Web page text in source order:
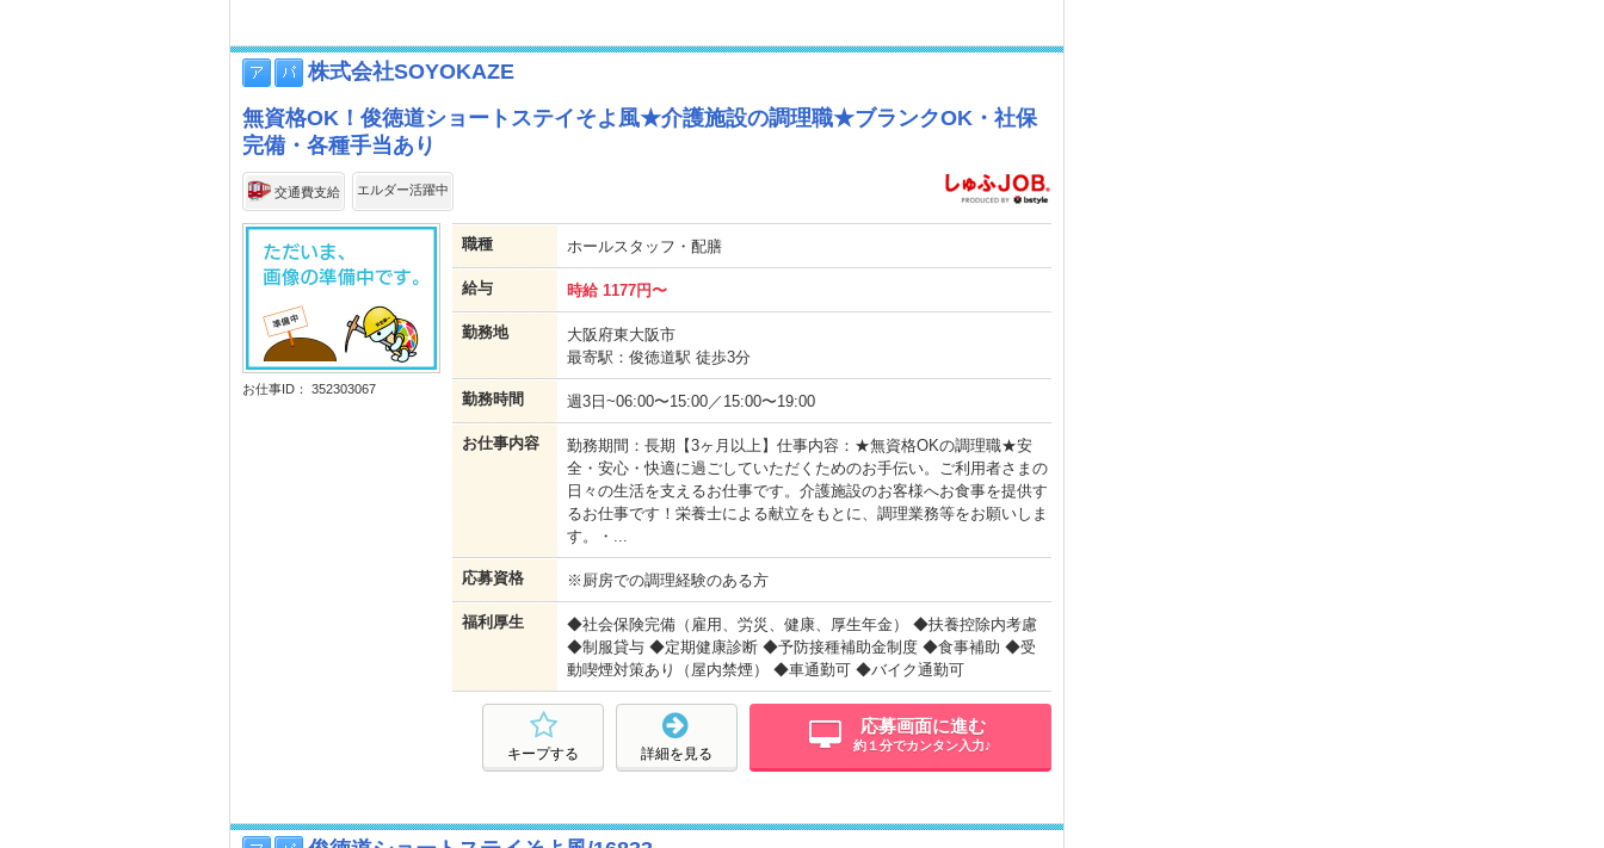
株式会社SOYOKAZE
無資格OK！俊徳道ショートステイそよ風★介護施設の調理職★ブランクOK・社保
完備・各種手当あり
交通費支給 エルダー活躍中
お仕事ID： 352303067
職種 ホールスタッフ・配膳
給与 時給 1177円〜
勤務地
大阪府東大阪市
最寄駅：俊徳道駅 徒歩3分
勤務時間 週3日~06:00〜15:00／15:00〜19:00
お仕事内容
勤務期間：長期【3ヶ月以上】仕事内容：★無資格OKの調理職★安
全・安心・快適に過ごしていただくためのお手伝い。ご利用者さまの
日々の生活を支えるお仕事です。介護施設のお客様へお食事を提供す
るお仕事です！栄養士による献立をもとに、調理業務等をお願いしま
す。・...
応募資格 ※厨房での調理経験のある方
福利厚生
◆社会保険完備（雇用、労災、健康、厚生年金） ◆扶養控除内考慮
◆制服貸与 ◆定期健康診断 ◆予防接種補助金制度 ◆食事補助 ◆受
動喫煙対策あり（屋内禁煙） ◆車通勤可 ◆バイク通勤可
応募画面に進む
約１分でカンタン入力♪
詳細を見る
キープする